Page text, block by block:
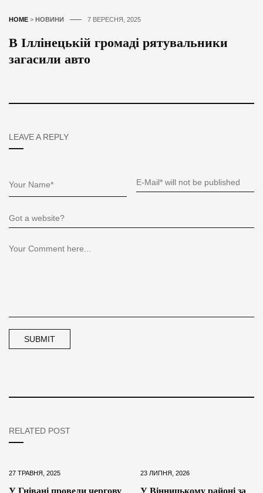
HOME > НОВИНИ 7 ВЕРЕСНЯ, 2025
В Іллінецькій громаді рятувальники
загасили авто
LEAVE A REPLY
RELATED POST
27 ТРАВНЯ, 2025
У Гнівані провели чергову
23 ЛИПНЯ, 2026
У Вінницькому районі за